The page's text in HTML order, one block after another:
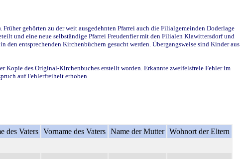
gehörten zu der weit ausgedehnten Pfarrei auch die Filialgemeinden Doderlage
und eine neue selbständige Pfarrei Freudenfier mit den Filialen Klawittersdorf und
entsprechenden Kirchenbüchern gesucht werden. Übergangsweise sind Kinder aus
des Original-Kirchenbuches erstellt worden. Erkannte zweifelsfreie Fehler im
auf Fehlerfreiheit erhoben.
des Vaters Vorname des Vaters Name der Mutter Wohnort der Eltern